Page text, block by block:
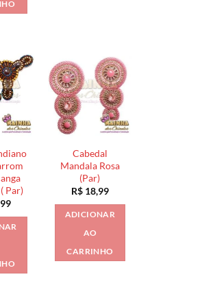
Par)
Cabedal
Mandala Rosa
(Par)
R$18,99
ADICIONAR
AO
CARRINHO